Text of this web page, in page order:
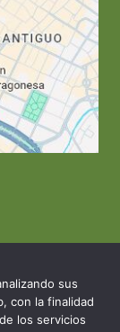
sus
con la finalidad
los servicios